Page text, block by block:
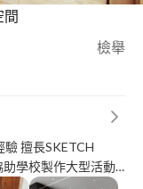
間
檢舉
擅長SKETCH
學校製作大型活動